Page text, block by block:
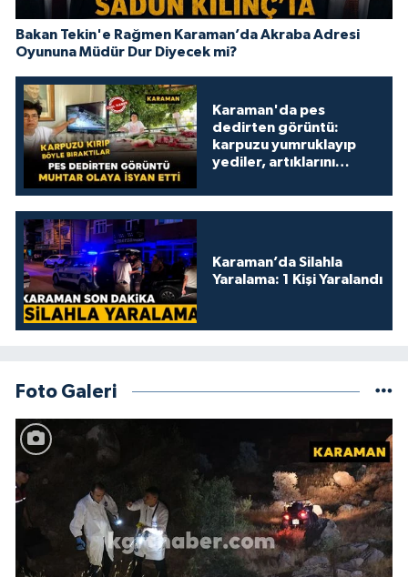
Bakan Tekin'e Rağmen Karaman’da Akraba Adresi
Oyununa Müdür Dur Diyecek mi?
Karaman'da pes
dedirten görüntü:
karpuzu yumruklayıp
yediler, artıklarını
Karaman’da Silahla
Yaralama: 1 Kişi Yaralandı
Foto Galeri